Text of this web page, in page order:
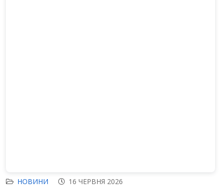
НОВИНИ 16 ЧЕРВНЯ 2026